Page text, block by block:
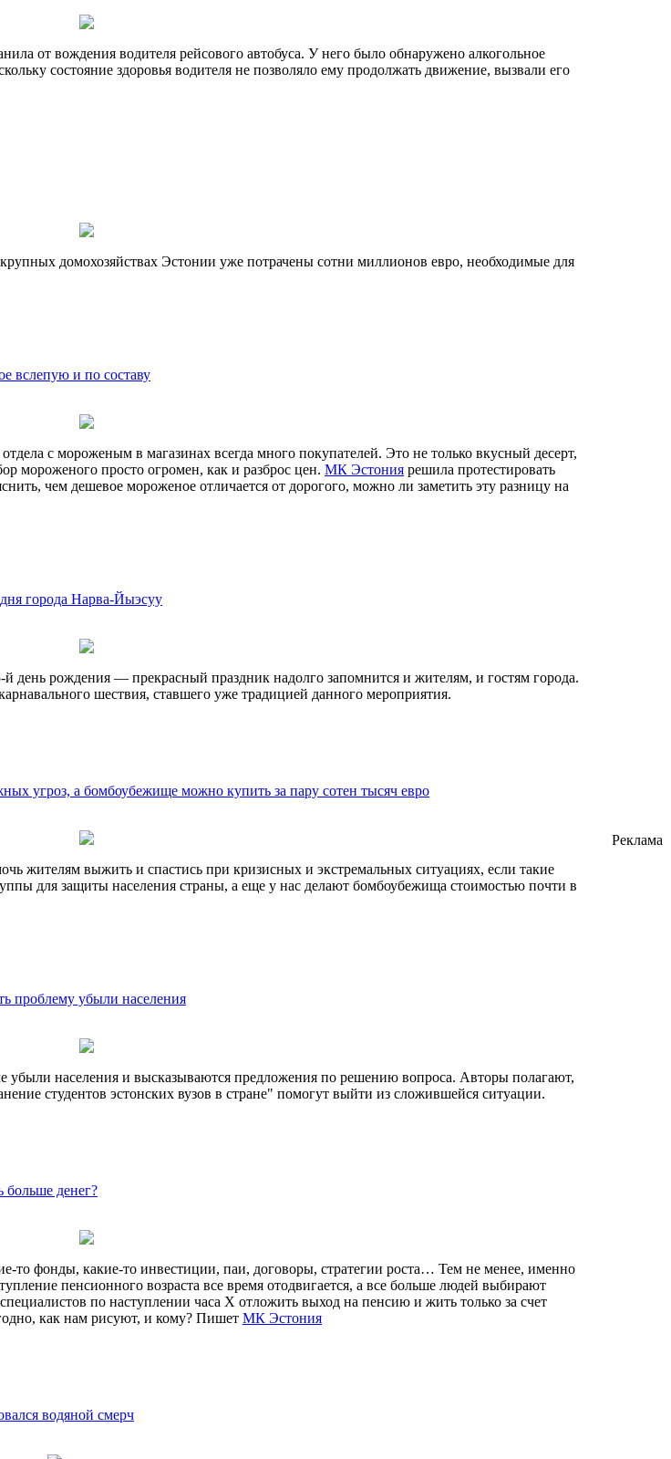
от вождения водителя рейсового автобуса. У него было обнаружено алкогольное
состояние здоровья водителя не позволяло ему продолжать движение, вызвали его
домохозяйствах Эстонии уже потрачены сотни миллионов евро, необходимые для
вслепую и по составу
с мороженым в магазинах всегда много покупателей. Это не только вкусный десерт,
мороженого просто огромен, как и разброс цен. МК Эстония решила протестировать
чем дешевое мороженое отличается от дорогого, можно ли заметить эту разницу на
города Нарва-Йыэсуу
день рождения — прекрасный праздник надолго запомнится и жителям, и гостям города.
шествия, ставшего уже традицией данного мероприятия.
угроз, а бомбоубежище можно купить за пару сотен тысяч евро
жителям выжить и спастись при кризисных и экстремальных ситуациях, если такие
для защиты населения страны, а еще у нас делают бомбоубежища стоимостью почти в
проблему убыли населения
убыли населения и высказываются предложения по решению вопроса. Авторы полагают,
студентов эстонских вузов в стране" помогут выйти из сложившейся ситуации.
больше денег?
то фонды, какие-то инвестиции, паи, договоры, стратегии роста… Тем не менее, именно
пенсионного возраста все время отодвигается, а все больше людей выбирают
по наступлении часа Х отложить выход на пенсию и жить только за счет
как нам рисуют, и кому? Пишет МК Эстония
водяной смерч
Реклама